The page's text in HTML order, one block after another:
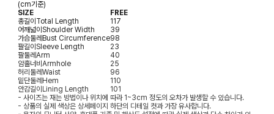
(cm기준)
SIZE
FREE
총길이Total Length
117
어깨넓이Shoulder Width
39
가슴둘레Bust Circumference98
팔길이Sleeve Length
23
팔둘레Arm
40
암홀너비Armhole
25
허리둘레Waist
96
밑단둘레Hem
110
안감길이Lining Length
101
- 사이즈는 재는 방법이나 위치에 따라 1~3cm 정도의 오차가 발생할 수 있습니다.
- 상품의 실제 색상은 상세페이지 하단의 디테일 컷과 가장 유사합니다.